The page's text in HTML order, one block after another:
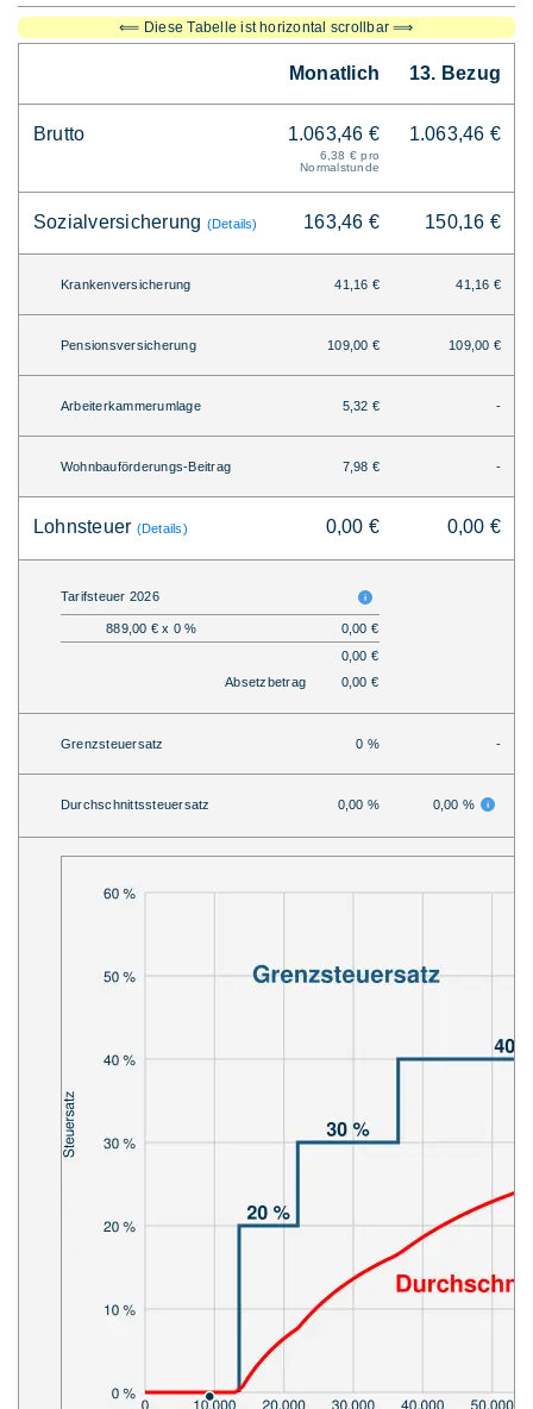
⟸ Diese Tabelle ist horizontal scrollbar ⟹
Monatlich 13. Bezug
Brutto 1.063,46 €
6,38 € pro
Normalstunde
1.063,46 €
Sozialversicherung (Details) 163,46 € 150,16 €
Krankenversicherung 41,16 € 41,16 €
Pensionsversicherung 109,00 € 109,00 €
Arbeiterkammerumlage 5,32 € -
Wohnbauförderungs-Beitrag 7,98 € -
Lohnsteuer (Details) 0,00 € 0,00 €
Tarifsteuer 2026
889,00 € x 0 %
0,00 €
0,00 €
Absetzbetrag
0,00 €
Grenzsteuersatz 0 % -
Durchschnittssteuersatz 0,00 % 0,00 %